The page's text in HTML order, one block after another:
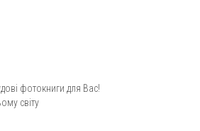
фотокниги для Вас!
світу